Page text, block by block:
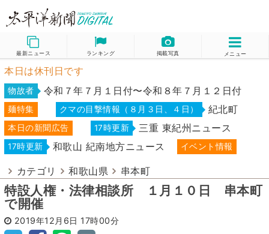
最新ニュース ランキング 掲載写真 メニュー
本日は休刊日です
物故者 令和７年７月１日付〜令和８年７月１２日付
麺特集 クマの目撃情報（８月３日、４日） 紀北町
本日の新聞広告 17時更新 三重 東紀州ニュース
17時更新 和歌山 紀南地方ニュース イベント情報
カテゴリ 和歌山県 串本町
特設人権・法律相談所 １月１０日 串本町
で開催
2019年12月6日 17時00分